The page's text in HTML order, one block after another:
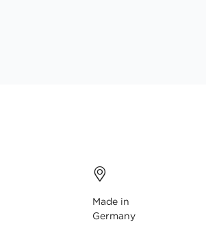
Made in
Germany